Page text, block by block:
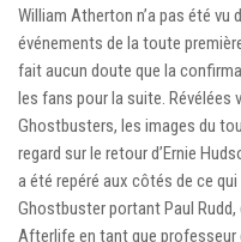
William Atherton n’a pas été vu
événements de la toute
fait aucun doute que la
les fans pour la suite. Révélées
Ghostbusters, les images du
regard sur le retour d’Ernie
a été repéré aux côtés de ce
Ghostbuster portant Paul
Afterlife en tant que professeur